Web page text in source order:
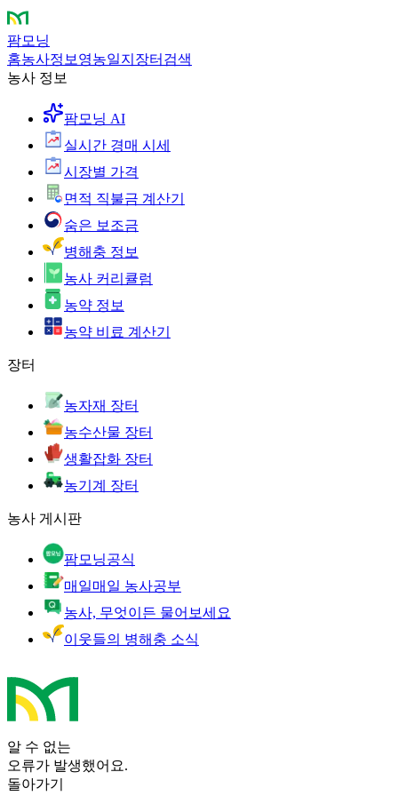
팜모닝
홈농사정보 영농일지 장터 검색
농사 정보
팜모닝 AI
실시간 경매 시세
시장별 가격
면적 직불금 계산기
숨은 보조금
병해충 정보
농사 커리큘럼
농약 정보
농약 비료 계산기
장터
농자재 장터
농수산물 장터
생활잡화 장터
농기계 장터
농사 게시판
팜모닝공식
매일매일 농사공부
농사, 무엇이든 물어보세요
이웃들의 병해충 소식
알 수 없는
오류가 발생했어요.
돌아가기